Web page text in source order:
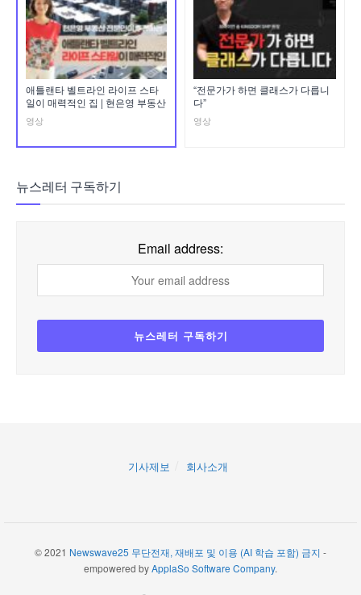
애틀랜타 벨트라인 라이프 스타
일이 매력적인 집 | 현은영 부동산
영상
“전문가가 하면 클래스가 다릅니
다”
영상
뉴스레터 구독하기
Email address:
기사제보 회사소개
© 2021 Newswave25 무단전재, 재배포 및 이용 (AI 학습 포함) 금지 -
empowered byApplaSo Software Company.